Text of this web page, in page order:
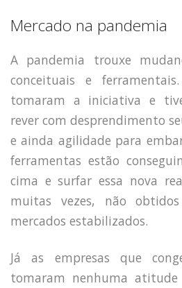
Mercado na pandemia
A pandemia trouxe
conceituais e
tomaram a iniciativa e
rever com desprendimento
e ainda agilidade para
ferramentas estão
cima e surfar essa nova
muitas vezes, não
mercados estabilizados.
Já as empresas que
tomaram nenhuma